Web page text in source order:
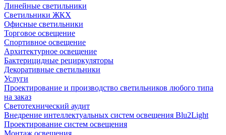
Линейные светильники
Светильники ЖКХ
Офисные светильники
Торговое освещение
Спортивное освещение
Архитектурное освещение
Бактерицидные рециркуляторы
Декоративные светильники
Услуги
Проектирование и производство светильников любого типа
на заказ
Светотехнический аудит
Внедрение интеллектуальных систем освещения Blu2Light
Проектирование систем освещения
Монтаж освещения